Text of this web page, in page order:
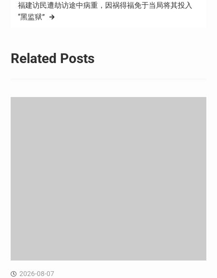
航福建访民遭劫访途中病重，因祸得福免于当局将其投入
“黑监狱”
Related Posts
2026-08-07